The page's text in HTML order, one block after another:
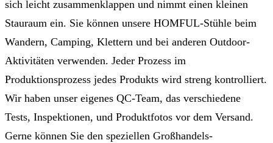
sich leicht zusammenklappen und nimmt einen kleinen
Stauraum ein. Sie können unsere HOMFUL-Stühle beim
Wandern, Camping, Klettern und bei anderen Outdoor-
Aktivitäten verwenden. Jeder Prozess im
Produktionsprozess jedes Produkts wird streng kontrolliert.
Wir haben unser eigenes QC-Team, das verschiedene
Tests, Inspektionen, und Produktfotos vor dem Versand.
Gerne können Sie den speziellen Großhandels-